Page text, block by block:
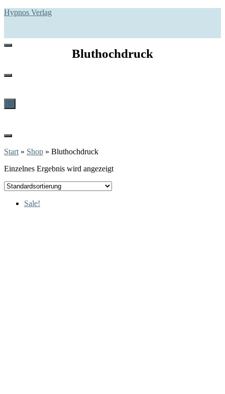
Hypnos Verlag
Bluthochdruck
Start » Shop » Bluthochdruck
Einzelnes Ergebnis wird angezeigt
Sale!